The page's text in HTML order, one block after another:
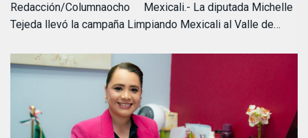
Redacción/Columnaocho Mexicali.- La diputada Michelle
Tejeda llevó la campaña Limpiando Mexicali al Valle de…